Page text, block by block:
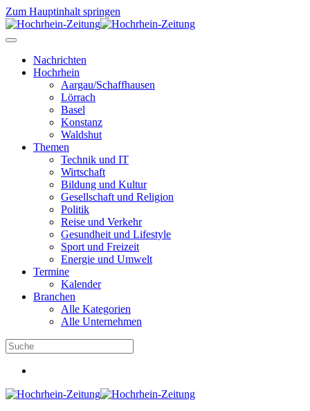
Zum Hauptinhalt springen
Nachrichten
Hochrhein
Aargau/Schaffhausen
Lörrach
Basel
Konstanz
Waldshut
Themen
Technik und IT
Wirtschaft
Bildung und Kultur
Gesellschaft und Religion
Politik
Reise und Verkehr
Gesundheit und Lifestyle
Sport und Freizeit
Energie und Umwelt
Termine
Kalender
Branchen
Alle Kategorien
Alle Unternehmen